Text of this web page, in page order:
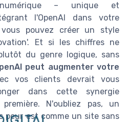
– unique et
l'OpenAI dans votre
pouvez créer un style
Et si les chiffres ne
du genre logique, sans
peut augmenter votre
vos clients devrait vous
dans cette synergie
N'oubliez pas, un
peur est comme un site sans